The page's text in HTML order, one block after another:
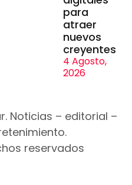
para
atraer
nuevos
creyentes
4 Agosto,
2026
Noticias – editorial –
reservados